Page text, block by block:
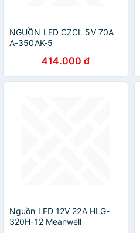
NGUỒN LED CZCL 5V 70A
A-350AK-5
414.000 đ
Nguồn LED 12V 22A HLG-
320H-12 Meanwell